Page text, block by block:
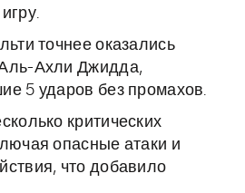
точнее оказались
Ахли Джидда,
5 ударов без промахов.
критических
опасные атаки и
что добавило